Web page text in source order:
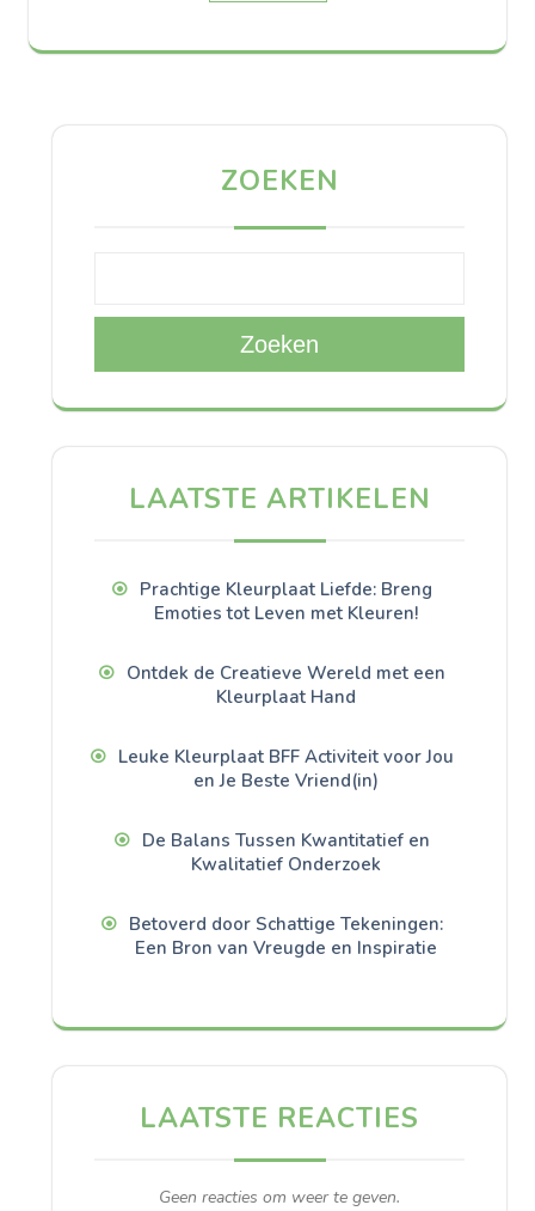
ZOEKEN
Zoeken
LAATSTE ARTIKELEN
Prachtige Kleurplaat Liefde: Breng
Emoties tot Leven met Kleuren!
Ontdek de Creatieve Wereld met een
Kleurplaat Hand
Leuke Kleurplaat BFF Activiteit voor Jou
en Je Beste Vriend(in)
De Balans Tussen Kwantitatief en
Kwalitatief Onderzoek
Betoverd door Schattige Tekeningen:
Een Bron van Vreugde en Inspiratie
LAATSTE REACTIES
Geen reacties om weer te geven.